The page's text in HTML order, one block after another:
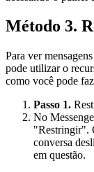
Método 3.
Para ver
pode utilizar o
como você pode
Passo 1.
No
"Restringir".
conversa
em questão.